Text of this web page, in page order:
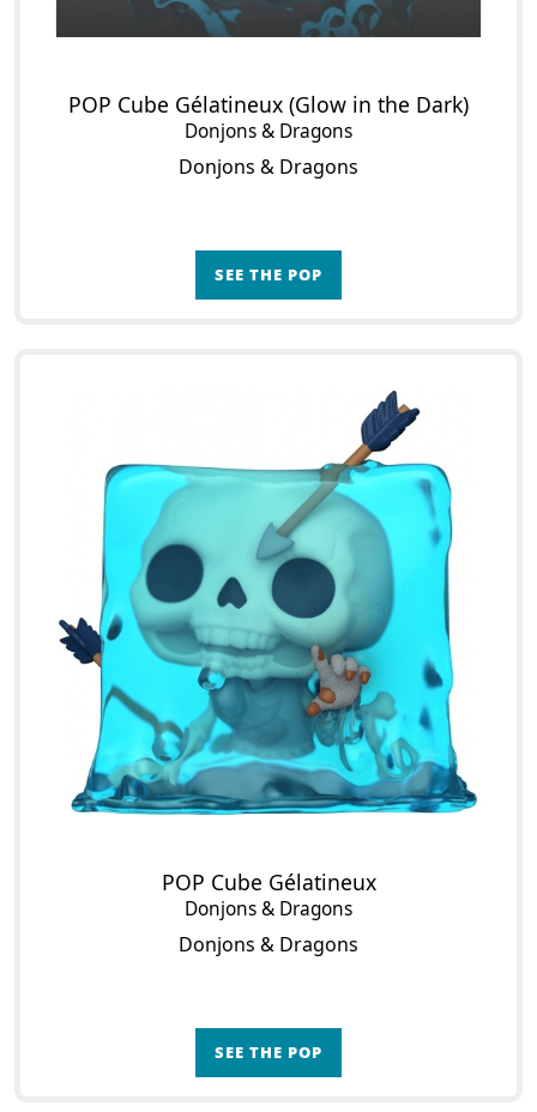
POP Cube Gélatineux (Glow in the Dark)
Donjons & Dragons
Donjons & Dragons
SEE THE POP
POP Cube Gélatineux
Donjons & Dragons
Donjons & Dragons
SEE THE POP